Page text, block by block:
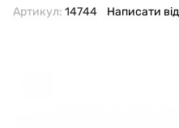
Артикул: 14744 Написати